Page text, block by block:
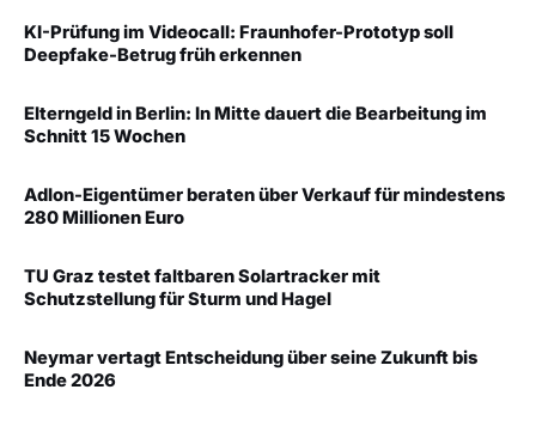
KI-Prüfung im Videocall: Fraunhofer-Prototyp soll
Deepfake-Betrug früh erkennen
Elterngeld in Berlin: In Mitte dauert die Bearbeitung im
Schnitt 15 Wochen
Adlon-Eigentümer beraten über Verkauf für mindestens
280 Millionen Euro
TU Graz testet faltbaren Solartracker mit
Schutzstellung für Sturm und Hagel
Neymar vertagt Entscheidung über seine Zukunft bis
Ende 2026